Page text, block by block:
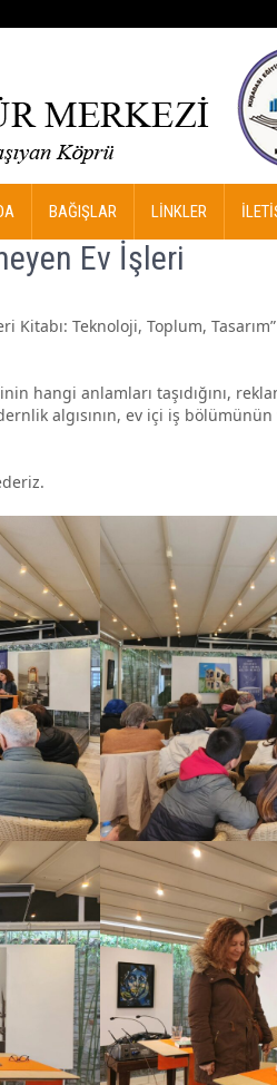
BAĞIŞLAR LINKLER
Ev İşleri
Teknoloji, Toplum,
hangi anlamları taşıdığını,
algısının, ev içi iş bölümünün